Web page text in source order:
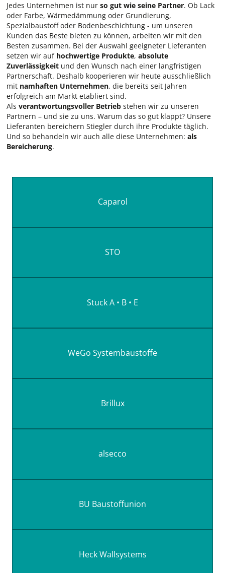
Jedes Unternehmen ist nurso gut wie seine Partner. Ob Lack
oder Farbe, Wärmedämmung oder Grundierung,
Spezialbaustoff oder Bodenbeschichtung - um unseren
Kunden das Beste bieten zu können, arbeiten wir mit den
Besten zusammen. Bei der Auswahl geeigneter Lieferanten
setzen wir auf hochwertige Produkte,absolute
Zuverlässigkeit und den Wunsch nach einer langfristigen
Partnerschaft. Deshalb kooperieren wir heute ausschließlich
mit namhaften Unternehmen, die bereits seit Jahren
erfolgreich am Markt etabliert sind.
Alsverantwortungsvoller Betrieb stehen wir zu unseren
Partnern – und sie zu uns. Warum das so gut klappt? Unsere
Lieferanten bereichern Stiegler durch ihre Produkte täglich.
Und so behandeln wir auch alle diese Unternehmen:als
Bereicherung.
Caparol
STO
Stuck A • B • E
WeGo Systembaustoffe
Brillux
alsecco
BU Baustoffunion
Heck Wallsystems